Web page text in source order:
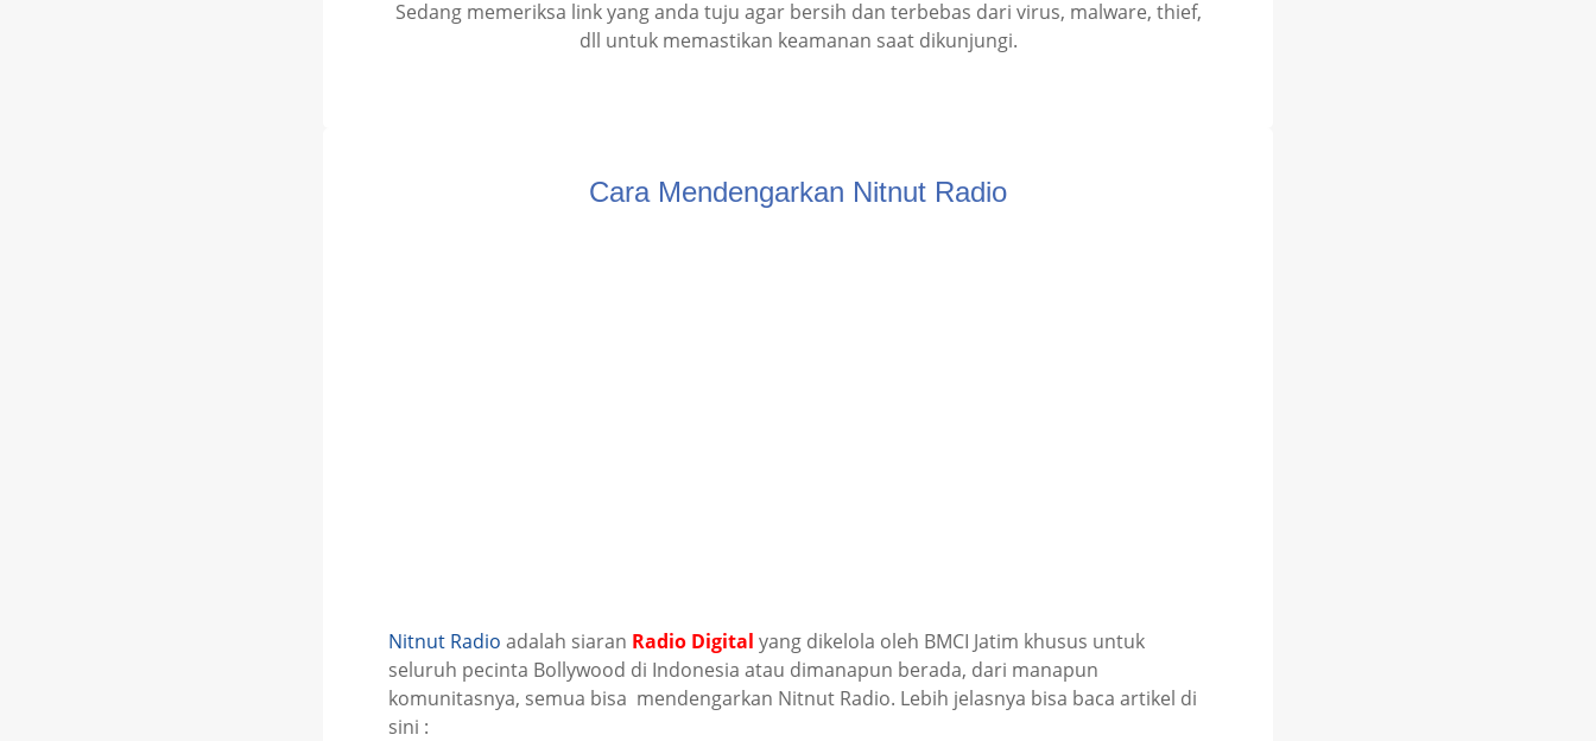
Sedang memeriksa link yang anda tuju agar bersih dan terbebas dari virus, malware, thief,
dll untuk memastikan keamanan saat dikunjungi.
Cara Mendengarkan Nitnut Radio
Nitnut Radio adalah siaran Radio Digital yang dikelola oleh BMCI Jatim khusus untuk
seluruh pecinta Bollywood di Indonesia atau dimanapun berada, dari manapun
komunitasnya, semua bisa mendengarkan Nitnut Radio. Lebih jelasnya bisa baca artikel di
sini :